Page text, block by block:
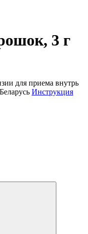
3 г
для приема внутрь
Инструкция